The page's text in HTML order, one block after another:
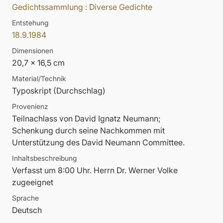
Gedichtssammlung : Diverse Gedichte
Entstehung
18.9.1984
Dimensionen
20,7 x 16,5 cm
Material/Technik
Typoskript (Durchschlag)
Provenienz
Teilnachlass von David Ignatz Neumann;
Schenkung durch seine Nachkommen mit
Unterstützung des David Neumann Committee.
Inhaltsbeschreibung
Verfasst um 8:00 Uhr. Herrn Dr. Werner Volke
zugeeignet
Sprache
Deutsch